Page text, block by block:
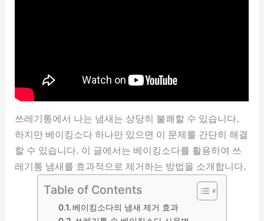
쓰레기통에서 나는 냄새는 상당히 불쾌할 수 있습니다.
하지만 베이킹소다 하나만 있으면 이 문제를 간단히 해결
할 수 있습니다. 이 글에서는 베이킹소다를 활용하여 쓰
레기통 냄새를 효과적으로 제거하는 방법을 소개합니다.
Table of Contents
베이킹소다의 냄새 제거 효과